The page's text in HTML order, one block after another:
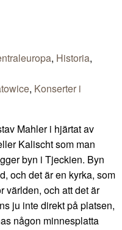
, Historia,
, Konserter i
Mahler i hjärtat av
Kalischt som man
byn i Tjeckien. Byn
och det är en kyrka, som
världen, och att det är
ju inte direkt på platsen,
någon minnesplatta